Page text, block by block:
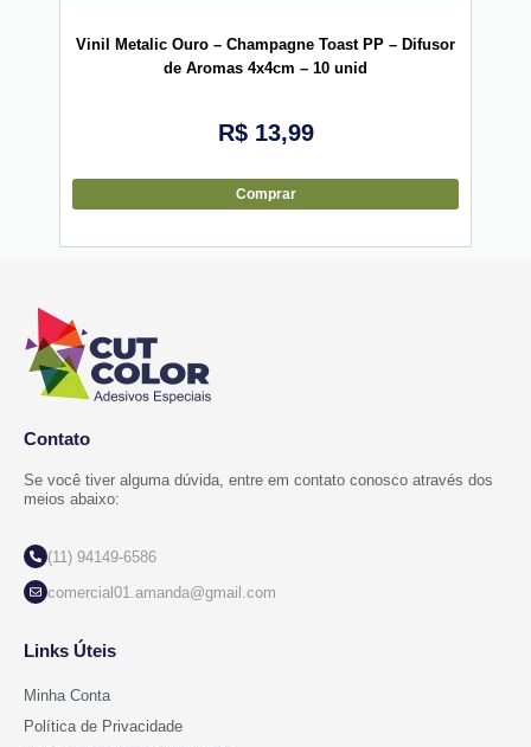
Vinil Metalic Ouro – Champagne Toast PP – Difusor
de Aromas 4x4cm – 10 unid
R$13,99
Comprar
Contato
Se você tiver alguma dúvida, entre em contato conosco através dos
meios abaixo:
(11) 94149-6586
comercial01.amanda@gmail.com
Links Úteis
Minha Conta
Política de Privacidade